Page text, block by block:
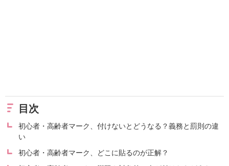
目次
初心者・高齢者マーク、付けないとどうなる？義務と罰則の違
い
初心者・高齢者マーク、どこに貼るのが正解？